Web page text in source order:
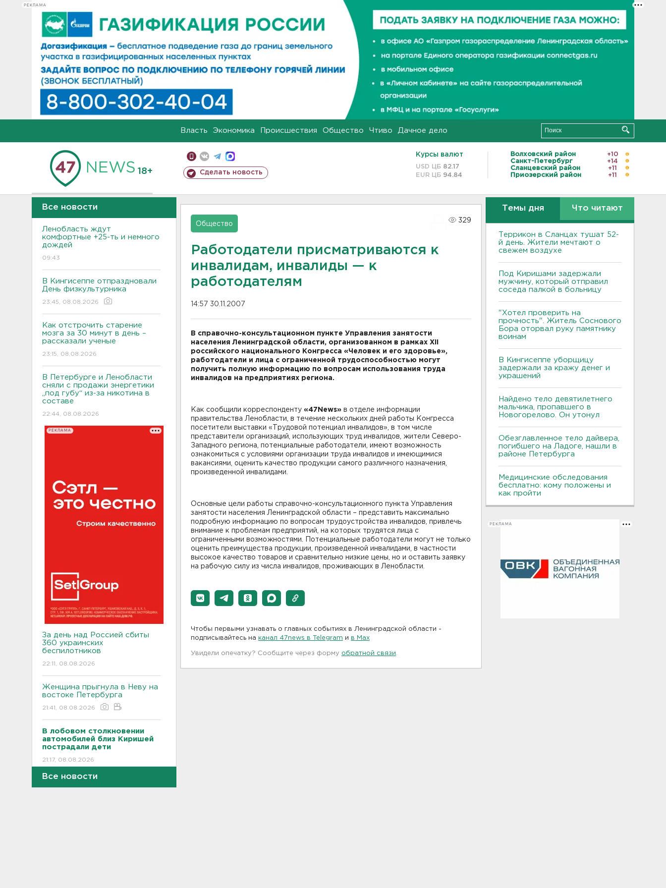
РЕКЛАМА
Власть Экономика Происшествия Общество Чтиво Дачное дело
18+ Сделать новость
Курсы валют
USD ЦБ 82.17
EUR ЦБ 94.84
Волховский район
+10
Санкт-Петербург
+14
Сланцевский район
+11
Приозерский район
+11
Все новости
Ленобласть ждут
комфортные +25-ть и немного
дождей
09:43
В Кингисеппе отпраздновали
День физкультурника
23:45, 08.08.2026
Как отстрочить старение
мозга за 30 минут в день –
рассказали ученые
23:15, 08.08.2026
В Петербурге и Ленобласти
сняли с продажи энергетики
„под губу“ из-за никотина в
составе
22:44, 08.08.2026
РЕКЛАМА
За день над Россией сбиты
360 украинских
беспилотников
22:11, 08.08.2026
Женщина прыгнула в Неву на
востоке Петербурга
21:41, 08.08.2026
В лобовом столкновении
автомобилей близ Киришей
пострадали дети
21:17, 08.08.2026
Все новости
Общество
329
Работодатели присматриваются к
инвалидам, инвалиды — к
работодателям
14:57 30.11.2007
В справочно-консультационном пункте Управления занятости
населения Ленинградской области, организованном в рамках XII
российского национального Конгресса «Человек и его здоровье»,
работодатели и лица с ограниченной трудоспособностью могут
получить полную информацию по вопросам использования труда
инвалидов на предприятиях региона.
Как сообщили корреспонденту «47News» в отделе информации
правительства Ленобласти, в течение нескольких дней работы Конгресса
посетители выставки «Трудовой потенциал инвалидов», в том числе
представители организаций, использующих труд инвалидов, жители Северо-
Западного региона, потенциальные работодатели, имеют возможность
ознакомиться с условиями организации труда инвалидов и имеющимися
вакансиями, оценить качество продукции самого различного назначения,
произведенной инвалидами.
Основные цели работы справочно-консультационного пункта Управления
занятости населения Ленинградской области – представить максимально
подробную информацию по вопросам трудоустройства инвалидов, привлечь
внимание к проблемам предприятий, на которых трудятся лица с
ограниченными возможностями. Потенциальные работодатели могут не только
оценить преимущества продукции, произведенной инвалидами, в частности
высокое качество товаров и сравнительно низкие цены, но и оставить заявку
на рабочую силу из числа инвалидов, проживающих в Ленобласти.
Чтобы первыми узнавать о главных событиях в Ленинградской области -
подписывайтесь на канал 47news в Telegram и в Maх
Увидели опечатку? Сообщите через форму обратной связи
Темы дня Что читают
Террикон в Сланцах тушат 52-
й день. Жители мечтают о
свежем воздухе
Под Киришами задержали
мужчину, который отправил
соседа палкой в больницу
"Хотел проверить на
прочность". Житель Соснового
Бора оторвал руку памятнику
воинам
В Кингисеппе уборщицу
задержали за кражу денег и
украшений
Найдено тело девятилетнего
мальчика, пропавшего в
Новогорелово. Он утонул
Обезглавленное тело дайвера,
погибшего на Ладоге, нашли в
районе Петербурга
Медицинские обследования
бесплатно: кому положены и
как пройти
РЕКЛАМА